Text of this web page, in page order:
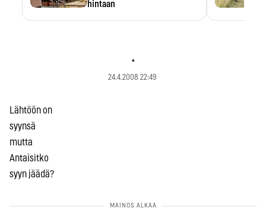
hintaan
.
24.4.2008 22:49
Lähtöön on
syynsä
mutta
Antaisitko
syyn jäädä?